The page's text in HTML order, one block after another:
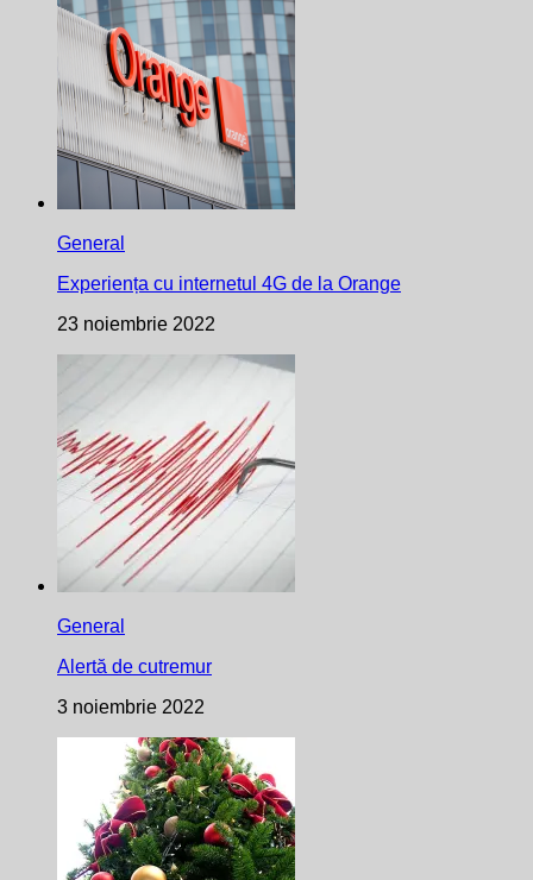
General
Experiența cu internetul 4G de la Orange
23 noiembrie 2022
General
Alertă de cutremur
3 noiembrie 2022